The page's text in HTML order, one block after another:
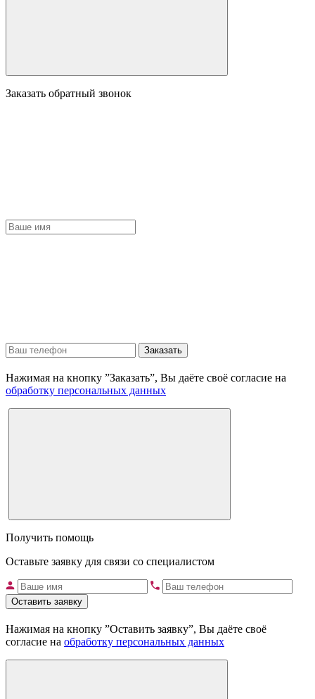
Заказать обратный звонок
Заказать
Нажимая на кнопку ”Заказать”, Вы даёте своё согласие на
обработку персональных данных
Получить помощь
Оставьте заявку для связи со специалистом
Оставить заявку
Нажимая на кнопку ”Оставить заявку”, Вы даёте своё
согласие на обработку персональных данных